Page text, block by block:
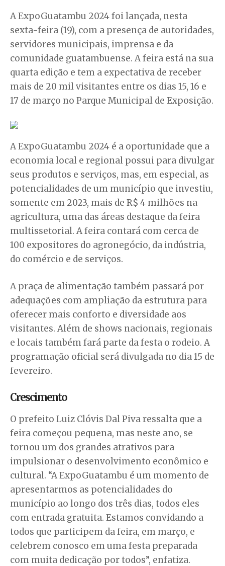
A ExpoGuatambu 2024 foi lançada, nesta
sexta-feira (19), com a presença de autoridades,
servidores municipais, imprensa e da
comunidade guatambuense. A feira está na sua
quarta edição e tem a expectativa de receber
mais de 20 mil visitantes entre os dias 15, 16 e
17 de março no Parque Municipal de Exposição.
A ExpoGuatambu 2024 é a oportunidade que a
economia local e regional possui para divulgar
seus produtos e serviços, mas, em especial, as
potencialidades de um município que investiu,
somente em 2023, mais de R$ 4 milhões na
agricultura, uma das áreas destaque da feira
multissetorial. A feira contará com cerca de
100 expositores do agronegócio, da indústria,
do comércio e de serviços.
A praça de alimentação também passará por
adequações com ampliação da estrutura para
oferecer mais conforto e diversidade aos
visitantes. Além de shows nacionais, regionais
e locais também fará parte da festa o rodeio. A
programação oficial será divulgada no dia 15 de
fevereiro.
Crescimento
O prefeito Luiz Clóvis Dal Piva ressalta que a
feira começou pequena, mas neste ano, se
tornou um dos grandes atrativos para
impulsionar o desenvolvimento econômico e
cultural. “A ExpoGuatambu é um momento de
apresentarmos as potencialidades do
município ao longo dos três dias, todos eles
com entrada gratuita. Estamos convidando a
todos que participem da feira, em março, e
celebrem conosco em uma festa preparada
com muita dedicação por todos”, enfatiza.